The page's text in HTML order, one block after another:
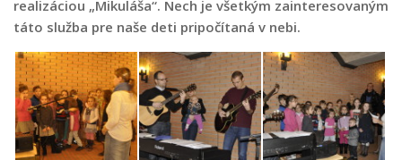
realizáciou „Mikuláša“. Nech je všetkým zainteresovaným
táto služba pre naše deti pripočítaná v nebi.